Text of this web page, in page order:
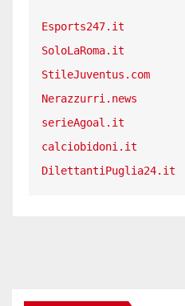
Esports247.it
SoloLaRoma.it
StileJuventus.com
Nerazzurri.news
serieAgoal.it
calciobidoni.it
DilettantiPuglia24.it